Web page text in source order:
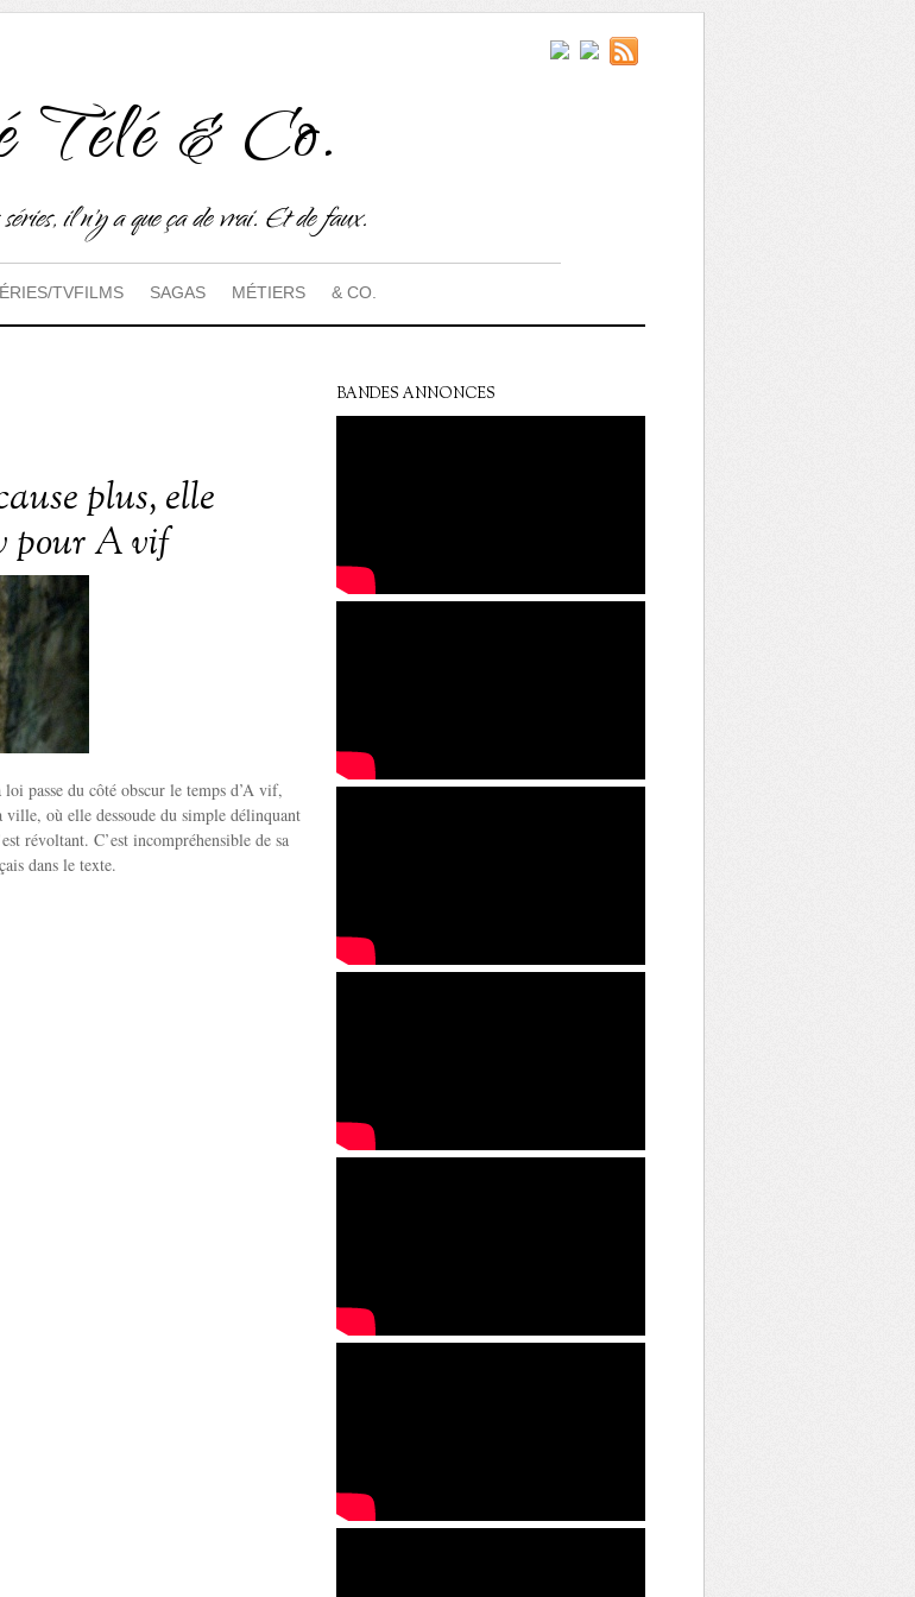
Télé & Co.
il n'y a que ça de vrai. Et de faux.
TVFILMS SAGAS MÉTIERS & CO.
plus, elle
pour A vif
passe du côté obscur le temps d’A vif,
où elle dessoude du simple délinquant
révoltant. C’est incompréhensible de sa
dans le texte.
BANDES ANNONCES